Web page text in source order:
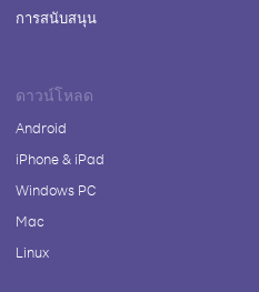
การสนับสนุน
ดาวน์โหลด
Android
iPhone & iPad
Windows PC
Mac
Linux